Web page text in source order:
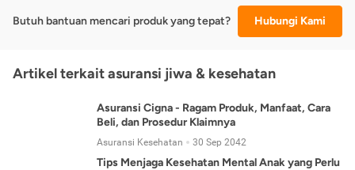
Butuh bantuan mencari produk yang tepat? Hubungi Kami
Artikel terkait asuransi jiwa & kesehatan
Asuransi Cigna - Ragam Produk, Manfaat, Cara
Beli, dan Prosedur Klaimnya
Asuransi Kesehatan 30 Sep 2042
Tips Menjaga Kesehatan Mental Anak yang Perlu